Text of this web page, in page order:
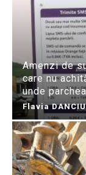
Amenzi de
care nu
unde
Flavia DANCIU